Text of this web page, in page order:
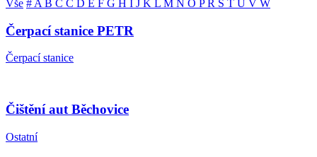
Vše # A B C Č D E F G H I J K L M N O PR S T Ú V W
Čerpací stanice PETR
Čerpací stanice
Čištění aut Běchovice
Ostatní